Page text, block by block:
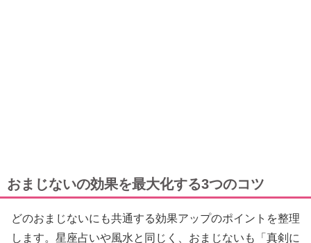
おまじないの効果を最大化する3つのコツ
どのおまじないにも共通する効果アップのポイントを整理
します。星座占いや風水と同じく、おまじないも「真剣に